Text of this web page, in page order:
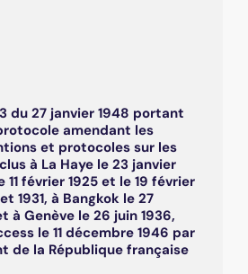
du 27 janvier 1948 portant
amendant les
et protocoles sur les
à La Haye le 23 janvier
11 février 1925 et le 19 février
1931, à Bangkok le 27
à Genève le 26 juin 1936,
le 11 décembre 1946 par
de la République française